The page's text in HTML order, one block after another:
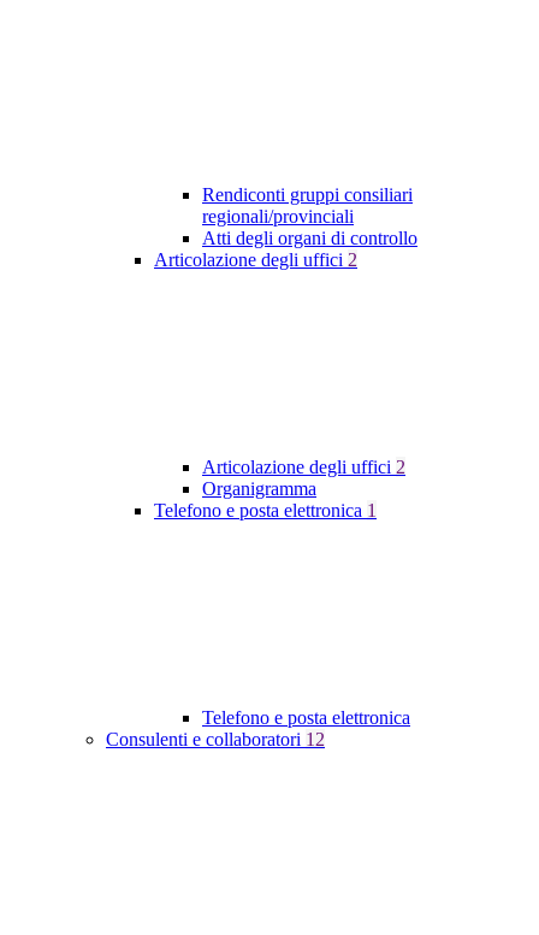
Rendiconti gruppi consiliari
regionali/provinciali
Atti degli organi di controllo
Articolazione degli uffici 2
Articolazione degli uffici 2
Organigramma
Telefono e posta elettronica 1
Telefono e posta elettronica
Consulenti e collaboratori 12